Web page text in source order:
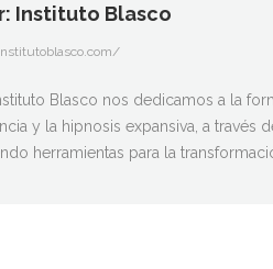
Instituto Blasco
Blasco nos dedicamos a la
y la hipnosis expansiva, a través
herramientas para la